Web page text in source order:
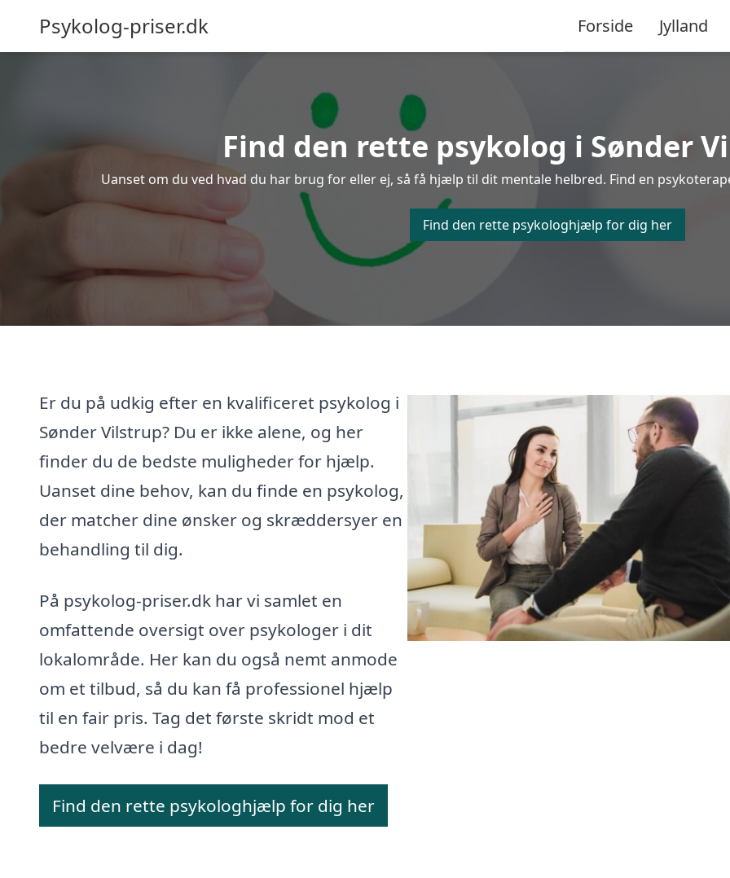
Psykolog-priser.dk Forside Jylland
Find den rette psykolog i Sønder
Uanset om du ved hvad du har brug for eller ej, så få hjælp til dit mentale helbred. Find en
Find den rette psykologhjælp for dig her
Er du på udkig efter en kvalificeret psykolog i
Sønder Vilstrup? Du er ikke alene, og her
finder du de bedste muligheder for hjælp.
Uanset dine behov, kan du finde en psykolog,
der matcher dine ønsker og skræddersyer en
behandling til dig.
På psykolog-priser.dk har vi samlet en
omfattende oversigt over psykologer i dit
lokalområde. Her kan du også nemt anmode
om et tilbud, så du kan få professionel hjælp
til en fair pris. Tag det første skridt mod et
bedre velvære i dag!
Find den rette psykologhjælp for dig her